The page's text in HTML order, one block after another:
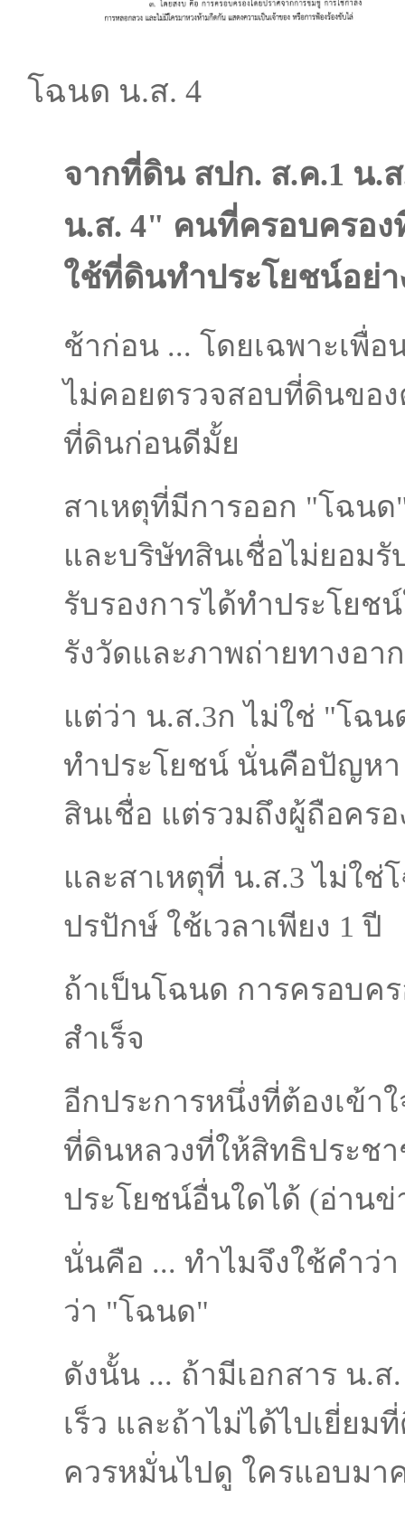
โฉนด น.ส. 4
จากที่ดิน สปก. ส.ค.1 น.
น.ส. 4" คนที่ครอบครอง
ใช้ที่ดินทำประโยชน์อย่า
ช้าก่อน ... โดยเฉพาะเพื่
ไม่คอยตรวจสอบที่ดินของ
ที่ดินก่อนดีมั้ย
สาเหตุที่มีการออก "โฉน
และบริษัทสินเชื่อไม่ยอมรั
รับรองการได้ทำประโยช
รังวัดและภาพถ่ายทางอ
แต่ว่า น.ส.3ก ไม่ใช่ "โฉน
ทำประโยชน์ นั่นคือปัญห
สินเชื่อ แต่รวมถึงผู้ถือคร
และสาเหตุที่ น.ส.3 ไม่ใช่
ปรปักษ์ ใช้เวลาเพียง 1 ปี
ถ้าเป็นโฉนด การครอบค
สำเร็จ
อีกประการหนึ่งที่ต้องเข้า
ที่ดินหลวงที่ให้สิทธิประช
ประโยชน์อื่นใดได้ (อ่านข่
นั่นคือ ... ทำไมจึงใช้คำว่
ว่า "โฉนด"
ดังนั้น ... ถ้ามีเอกสาร น.
เร็ว และถ้าไม่ได้ไปเยี่ยม
ควรหมั่นไปดู ใครแอบมา